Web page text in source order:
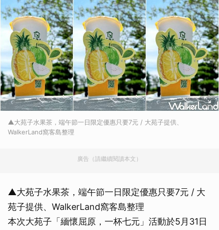
▲大苑子水果茶，端午節一日限定優惠只要7元 / 大苑子提供、
WalkerLand窩客島整理
廣告（請繼續閱讀本文）
▲大苑子水果茶，端午節一日限定優惠只要7元 / 大
苑子提供、WalkerLand窩客島整理
本次大苑子「緬懷屈原，一杯七元」活動於5月31日